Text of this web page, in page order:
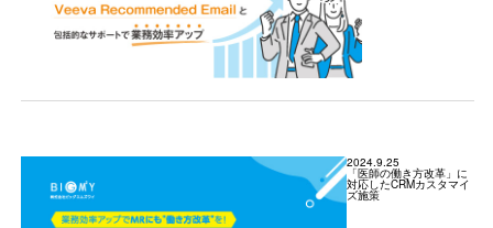
2024.9.25
「医師の働き方改革」に
対応したCRMカスタマイ
ズ施策